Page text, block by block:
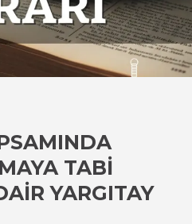
TABI
YARGITAY